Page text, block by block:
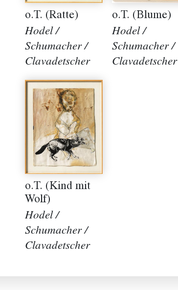
o.T. (Ratte)
Hodel /
Schumacher /
Clavadetscher
o.T. (Blume)
Hodel /
Schumacher /
Clavadetscher
o.T. (Kind mit
Wolf)
Hodel /
Schumacher /
Clavadetscher